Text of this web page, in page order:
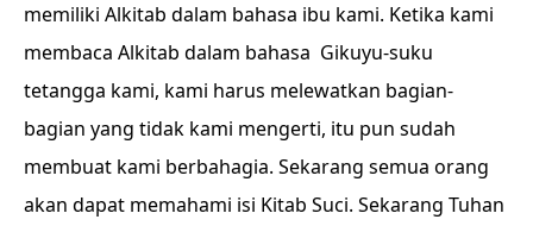
memiliki Alkitab dalam bahasa ibu kami. Ketika kami
membaca Alkitab dalam bahasa Gikuyu-suku
tetangga kami, kami harus melewatkan bagian-
bagian yang tidak kami mengerti, itu pun sudah
membuat kami berbahagia. Sekarang semua orang
akan dapat memahami isi Kitab Suci. Sekarang Tuhan